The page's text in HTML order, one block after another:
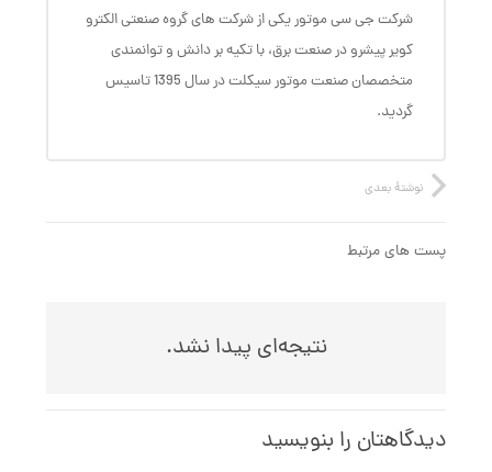
شرکت جی سی موتور یکی از شرکت های گروه صنعتی الکترو
کویر پیشرو در صنعت برق، با تکیه بر دانش و توانمندی
متخصصان صنعت موتور سیکلت در سال 1395 تاسیس
گردید.
نوشتهٔ بعدی
پست های مرتبط
نتیجه‌ای پیدا نشد.
دیدگاهتان را بنویسید